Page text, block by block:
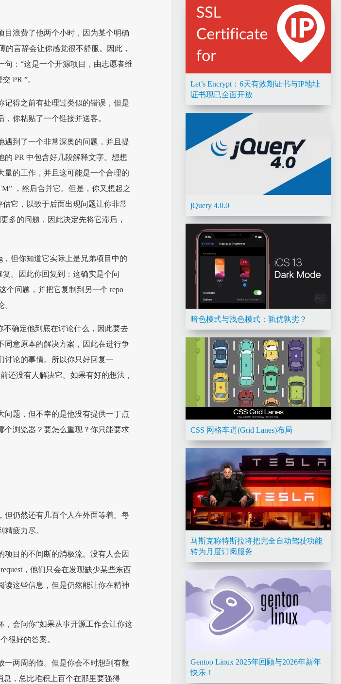
目浪费了他两个小时，因为某个明确
言辞会让你感觉很不舒服。因此，
：“这是一个开源项目，由志愿者维
PR ”。
记得之前有处理过类似的错误，但是
你粘贴了一个链接并送客。
遇到了一个非常深奥的问题，并且提
PR 中包含好几段解释文字。想想
量的工作，并且这可能是一个合理的
，然后合并它。但是，你又想起之
它，以致于后面出现问题让你非常
多的问题，因此决定先将它滞后，
但你知道它实际上是兄弟项目中的
。因此你回复到：这确实是个问
个问题，并把它复制到另一个 repo
不确定他到底在讨论什么，因此要去
同意原本的解决方案，因此在进行争
讨论的事情。所以你只好回复一
还没有人解决它。如果有好的想法，
问题，但不幸的是他没有提供一丁点
个浏览器？要怎么重现？你只能要求
但仍然还有几百个人在外面等着。每
疲力尽。
项目的不间断的消极流。没有人会因
，他们只会在发现缺少某些东西
读这些信息，但是仍然能让你在精神
会问你“如果从事开源工作会让你这
很好的答案。
一两周的假。但是你会不时想到有数
息，总比堆积上百个在那里要强得
Let’s Encrypt：6天有效期证书与IP地址
证书现已全面开放
jQuery 4.0.0
暗色模式与浅色模式：孰优孰劣？
CSS 网格车道(Grid Lanes)布局
马斯克称特斯拉将把完全自动驾驶功能
转为月度订阅服务
Gentoo Linux 2025年回顾与2026年新年
快乐！